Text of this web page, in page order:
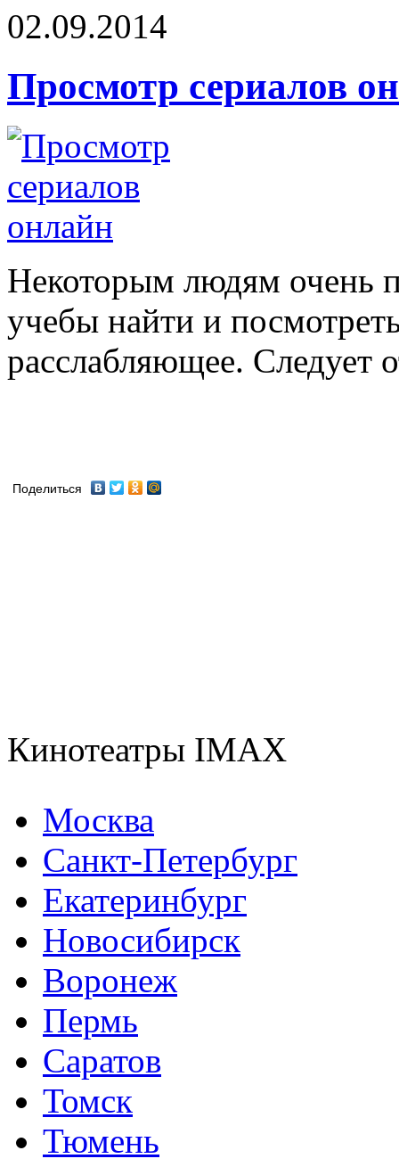
02.09.2014
Просмотр сериалов
Некоторым людям очень
учебы найти и
расслабляющее. Следует
Поделиться
Кинотеатры IMAX
Москва
Санкт-Петербург
Екатеринбург
Новосибирск
Воронеж
Пермь
Саратов
Томск
Тюмень